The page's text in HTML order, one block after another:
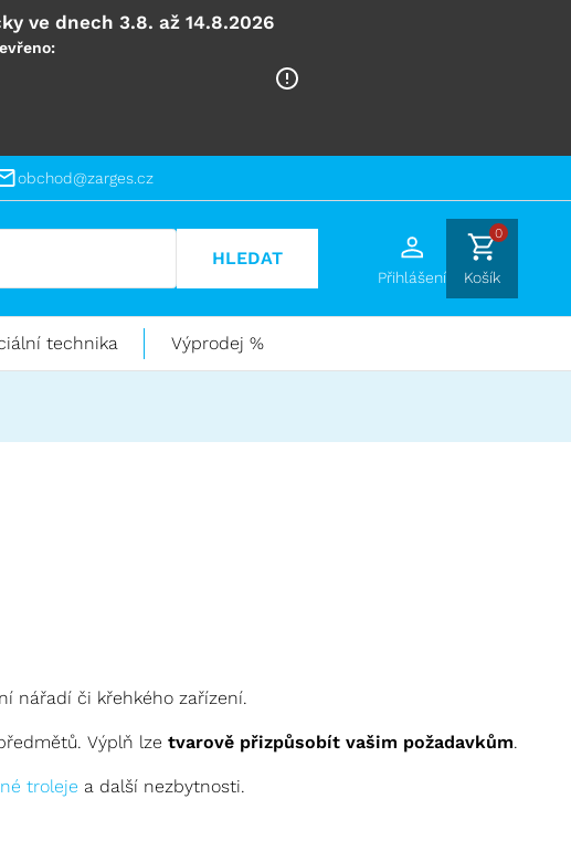
ve dnech 3.8. až 14.8.2026
obchod@zarges.cz
HLEDAT
Přihlášení
0
Košík
technika Výprodej %
nářadí či křehkého zařízení.
Výplň lze tvarově přizpůsobít vašim požadavkům.
troleje a další nezbytnosti.